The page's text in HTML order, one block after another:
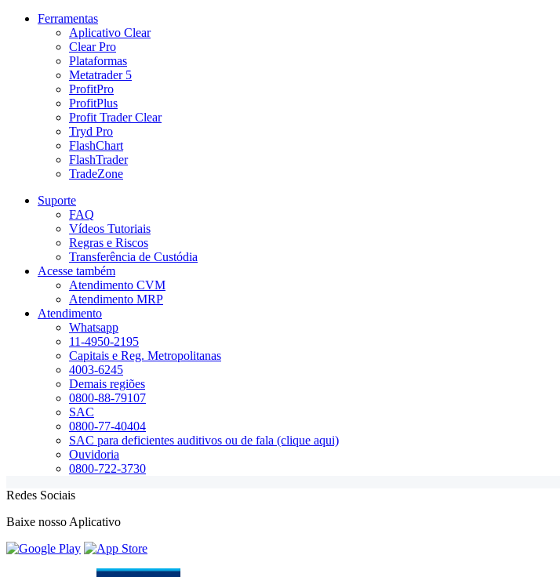
Ferramentas
Aplicativo Clear
Clear Pro
Plataformas
Metatrader 5
ProfitPro
ProfitPlus
Profit Trader Clear
Tryd Pro
FlashChart
FlashTrader
TradeZone
Suporte
FAQ
Vídeos Tutoriais
Regras e Riscos
Transferência de Custódia
Acesse também
Atendimento CVM
Atendimento MRP
Atendimento
Whatsapp
11-4950-2195
Capitais e Reg. Metropolitanas
4003-6245
Demais regiões
0800-88-79107
SAC
0800-77-40404
SAC para deficientes auditivos ou de fala (clique aqui)
Ouvidoria
0800-722-3730
Redes Sociais
Baixe nosso Aplicativo